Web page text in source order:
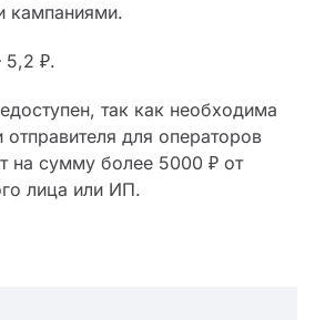
кампаниями.
₽.
так как необходима
отправителя для операторов
на сумму более 5000 ₽ от
лица или ИП.